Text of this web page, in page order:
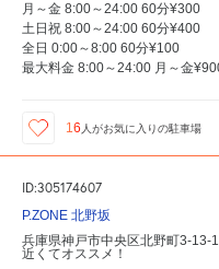
月～金 8:00～24:00 60分¥300
土日祝 8:00～24:00 60分¥400
全日 0:00～8:00 60分¥100
最大料金 8:00～24:00 月～金
16 人がお気に入りの駐車場
ID:305174607
P.ZONE 北野坂
兵庫県神戸市中央区北野町3-13-
近くてオススメ！